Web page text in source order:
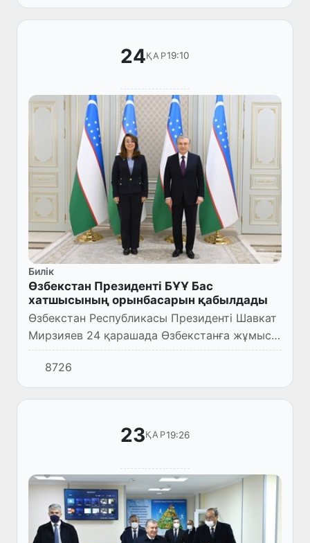
бейнеконференциялы жиын өтті.
24ҚАР19:10
Билік
Өзбекстан Президенті БҰҰ Бас
хатшысының орынбасарын қабылдады
Өзбекстан Республикасы Президенті Шавкат
Мирзияев 24 қарашада Өзбекстанға жұмыс
сапарымен келген Біріккен Ұлттар Ұйымы
Бас хатшысының орынбасары, Біріккен
Ұлттар Ұйымының Есірткі ж...
8726
23ҚАР19:26